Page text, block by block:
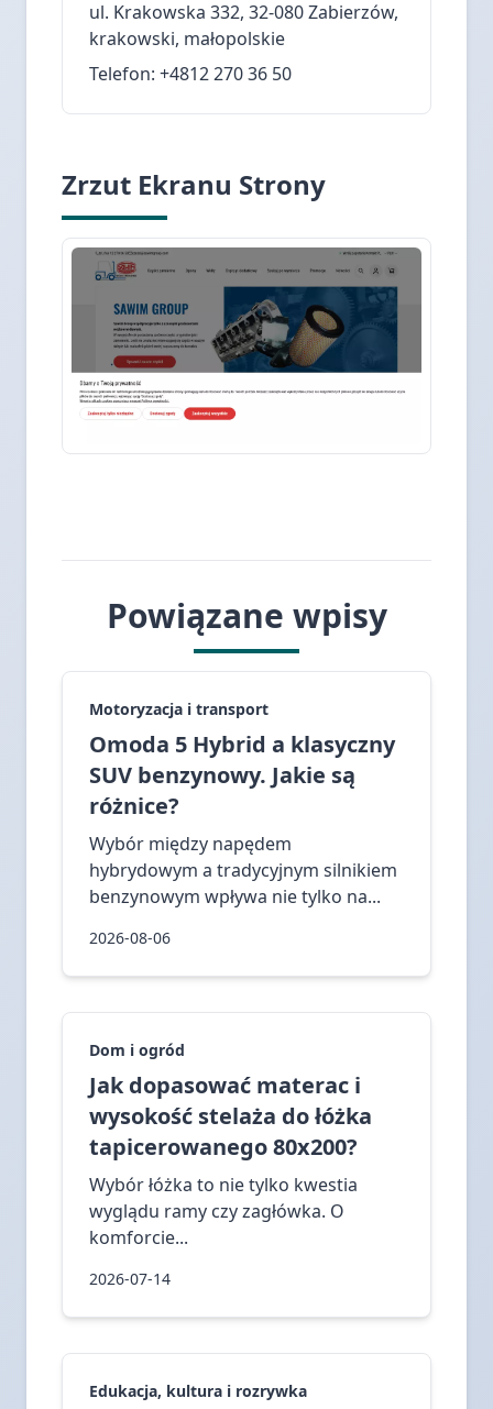
ul. Krakowska 332, 32-080 Zabierzów,
krakowski, małopolskie
Telefon: +4812 270 36 50
Zrzut Ekranu Strony
Powiązane wpisy
Motoryzacja i transport
Omoda 5 Hybrid a klasyczny
SUV benzynowy. Jakie są
różnice?
Wybór między napędem
hybrydowym a tradycyjnym silnikiem
benzynowym wpływa nie tylko na...
2026-08-06
Dom i ogród
Jak dopasować materac i
wysokość stelaża do łóżka
tapicerowanego 80x200?
Wybór łóżka to nie tylko kwestia
wyglądu ramy czy zagłówka. O
komforcie...
2026-07-14
Edukacja, kultura i rozrywka